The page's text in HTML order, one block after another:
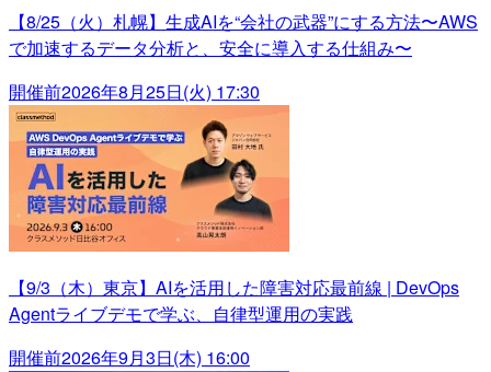
【8/25（火）札幌】生成AIを“会社の武器”にする方法〜AWS
で加速するデータ分析と、安全に導入する仕組み〜
開催前2026年8月25日(火) 17:30
【9/3（木）東京】AIを活用した障害対応最前線 | DevOps
Agentライブデモで学ぶ、自律型運用の実践
開催前2026年9月3日(木) 16:00